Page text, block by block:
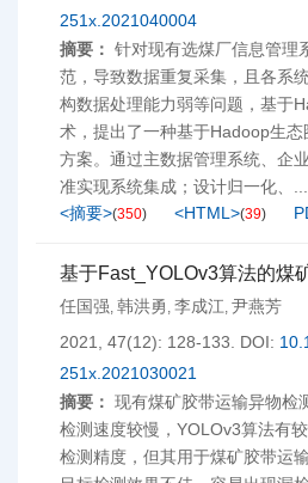
251x.2021040004
摘要： 针对现有选煤厂信息管理
范，导致数据重复采集，且各系
构数据处理能力弱等问题，基于
术，提出了一种基于Hadoop生
方案。通过主数据管理系统、企
准实现系统集成；设计归一化、...
<摘要>(350) <HTML>(39)
基于Fast_YOLOv3算法的煤
任国强, 韩洪勇 , 李成江, 尹燕芳
2021, 47(12): 128-133.
DOI:
251x.2021030021
摘要： 现有煤矿胶带运输异物检
检测速度较慢，YOLOv3算法有
检测精度，但其用于煤矿胶带运